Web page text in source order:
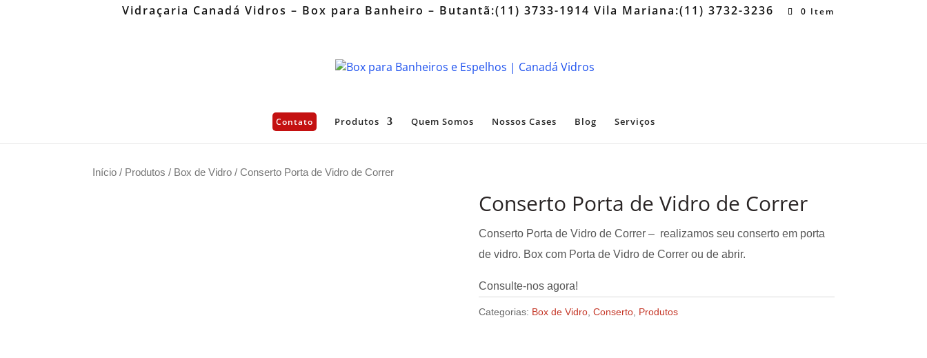
Vidraçaria Canadá Vidros – Box para Banheiro – Butantã:(11) 3733-1914 Vila Mariana:(11) 3732-3236 0 Item
Contato Produtos Quem Somos Nossos Cases Blog Serviços
Início / Produtos / Box de Vidro / Conserto Porta de Vidro de Correr
Conserto Porta de Vidro de Correr
Conserto Porta de Vidro de Correr – realizamos seu conserto em porta
de vidro. Box com Porta de Vidro de Correr ou de abrir.
Consulte-nos agora!
Categorias: Box de Vidro, Conserto, Produtos